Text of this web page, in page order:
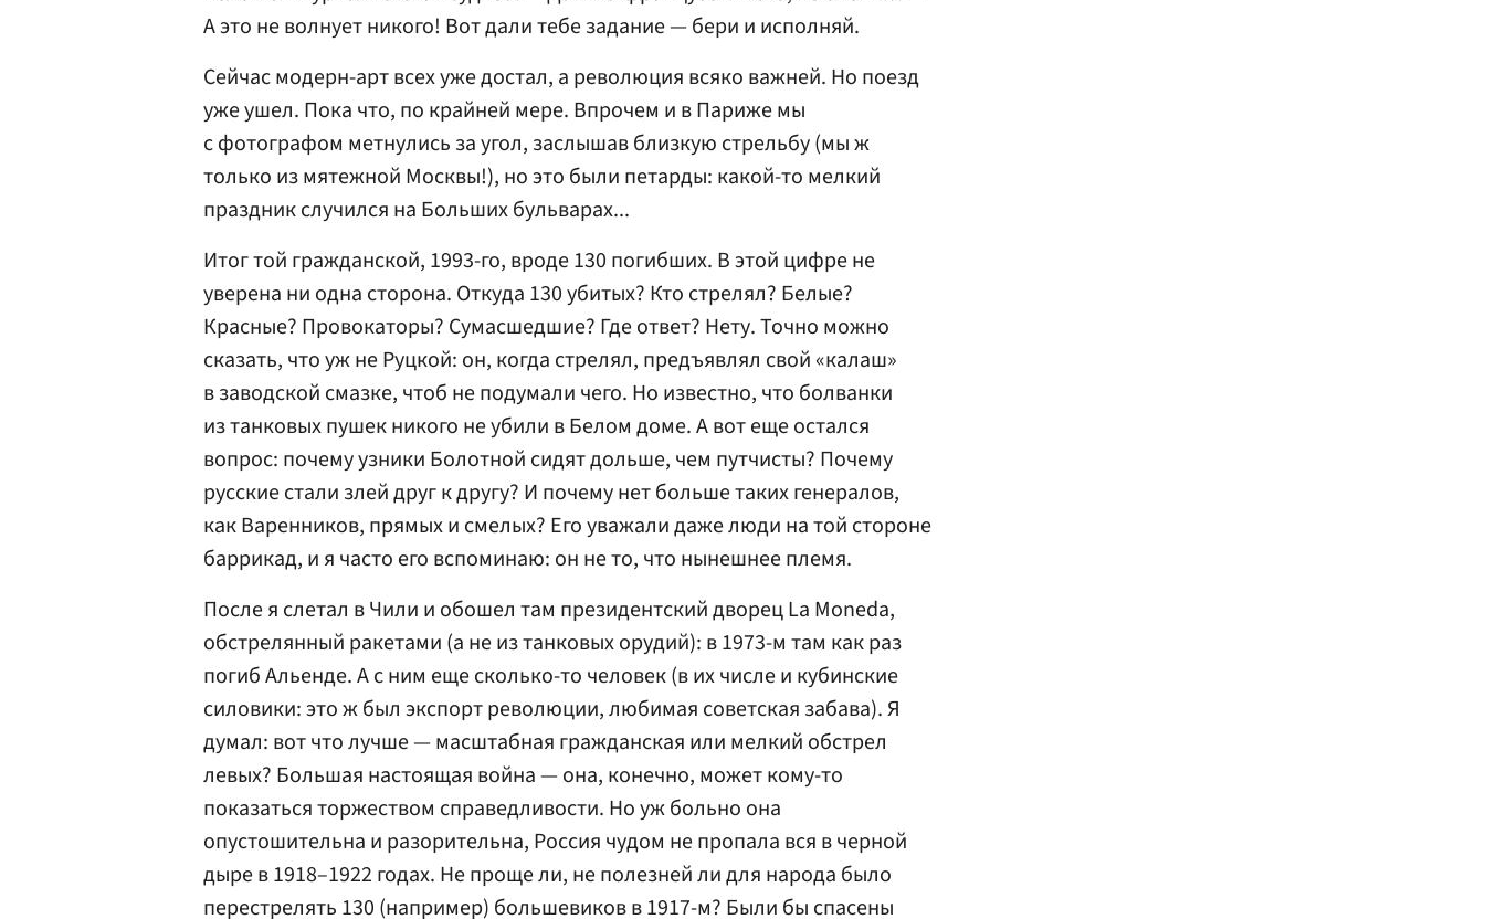
А это не волнует никого! Вот дали тебе задание — бери и исполняй.
Сейчас модерн-арт всех уже достал, а революция всяко важней. Но поезд
уже ушел. Пока что, по крайней мере. Впрочем и в Париже мы
с фотографом метнулись за угол, заслышав близкую стрельбу (мы ж
только из мятежной Москвы!), но это были петарды: какой-то мелкий
праздник случился на Больших бульварах...
Итог той гражданской, 1993-го, вроде 130 погибших. В этой цифре не
уверена ни одна сторона. Откуда 130 убитых? Кто стрелял? Белые?
Красные? Провокаторы? Сумасшедшие? Где ответ? Нету. Точно можно
сказать, что уж не Руцкой: он, когда стрелял, предъявлял свой «калаш»
в заводской смазке, чтоб не подумали чего. Но известно, что болванки
из танковых пушек никого не убили в Белом доме. А вот еще остался
вопрос: почему узники Болотной сидят дольше, чем путчисты? Почему
русские стали злей друг к другу? И почему нет больше таких генералов,
как Варенников, прямых и смелых? Его уважали даже люди на той стороне
баррикад, и я часто его вспоминаю: он не то, что нынешнее племя.
После я слетал в Чили и обошел там президентский дворец La Moneda,
обстрелянный ракетами (а не из танковых орудий): в 1973-м там как раз
погиб Альенде. А с ним еще сколько-то человек (в их числе и кубинские
силовики: это ж был экспорт революции, любимая советская забава). Я
думал: вот что лучше — масштабная гражданская или мелкий обстрел
левых? Большая настоящая война — она, конечно, может кому-то
показаться торжеством справедливости. Но уж больно она
опустошительна и разорительна, Россия чудом не пропала вся в черной
дыре в 1918–1922 годах. Не проще ли, не полезней ли для народа было
перестрелять 130 (например) большевиков в 1917-м? Были бы спасены